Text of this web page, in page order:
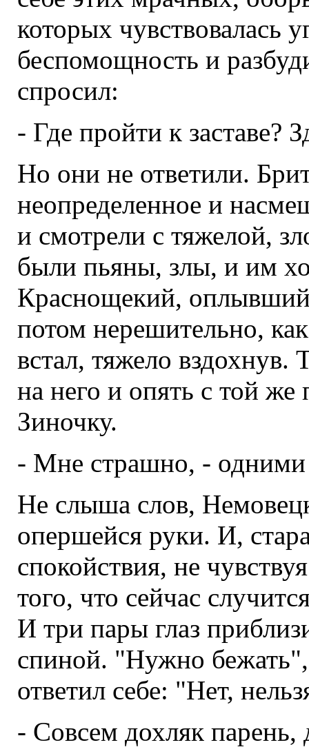
которых чувствовалась
беспомощность и
спросил:
- Где пройти к заставе?
Но они не ответили.
неопределенное и
и смотрели с тяжелой,
были пьяны, злы, и им
Краснощекий,
потом нерешительно,
встал, тяжело вздохнув.
на него и опять с той же
Зиночку.
- Мне страшно, - одними
Не слыша слов,
опершейся руки. И,
спокойствия, не
того, что сейчас
И три пары глаз
спиной. "Нужно
ответил себе: "Нет,
- Совсем дохляк парень,